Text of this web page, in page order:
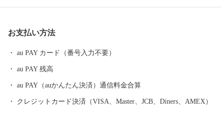
かな自然が生み出した逸品を是非ご堪能ください。
お支払い方法
au PAY カード（番号入力不要）
au PAY 残高
au PAY（auかんたん決済）通信料金合算
クレジットカード決済（VISA、Master、JCB、Diners、AMEX）